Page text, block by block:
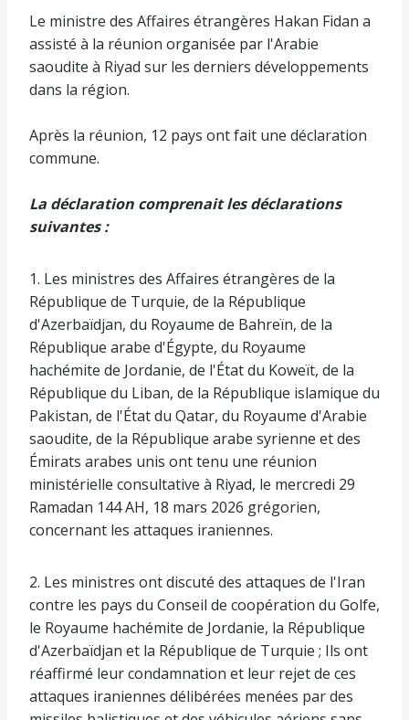
Le ministre des Affaires étrangères Hakan Fidan a
assisté à la réunion organisée par l'Arabie
saoudite à Riyad sur les derniers développements
dans la région.
Après la réunion, 12 pays ont fait une déclaration
commune.
La déclaration comprenait les déclarations
suivantes :
1. Les ministres des Affaires étrangères de la
République de Turquie, de la République
d'Azerbaïdjan, du Royaume de Bahreïn, de la
République arabe d'Égypte, du Royaume
hachémite de Jordanie, de l'État du Koweït, de la
République du Liban, de la République islamique du
Pakistan, de l'État du Qatar, du Royaume d'Arabie
saoudite, de la République arabe syrienne et des
Émirats arabes unis ont tenu une réunion
ministérielle consultative à Riyad, le mercredi 29
Ramadan 144 AH, 18 mars 2026 grégorien,
concernant les attaques iraniennes.
2. Les ministres ont discuté des attaques de l'Iran
contre les pays du Conseil de coopération du Golfe,
le Royaume hachémite de Jordanie, la République
d'Azerbaïdjan et la République de Turquie ; Ils ont
réaffirmé leur condamnation et leur rejet de ces
attaques iraniennes délibérées menées par des